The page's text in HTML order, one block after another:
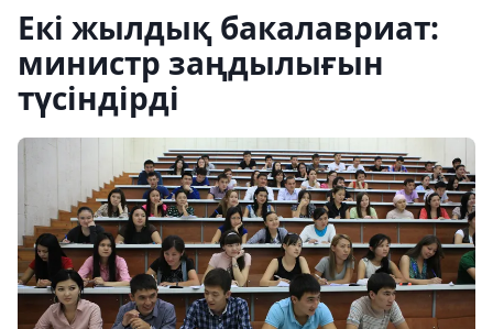
Екі жылдық бакалавриат:
министр заңдылығын
түсіндірді